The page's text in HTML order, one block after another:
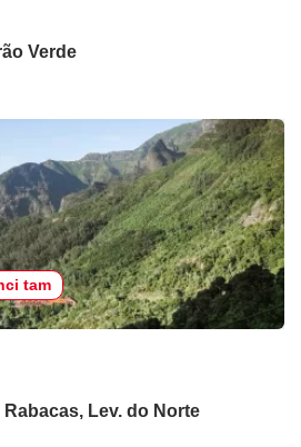
Verde
tam
Lev. do Norte